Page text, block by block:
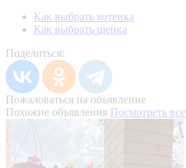
Как выбрать котенка
Как выбрать щенка
Поделиться:
Пожаловаться на объявление
Похожие объявления Посмотреть все